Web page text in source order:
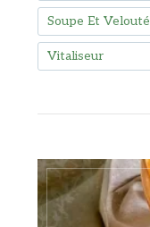
Soupe Et Velouté
Vitaliseur